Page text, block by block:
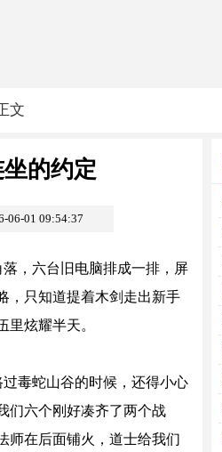
文
的约定
06-01 09:54:37
，六台旧电脑排成一排，屏
，只知道提着木剑走出新手
炫耀半天。
毒蛇山谷的时候，还得小心
们六个刚好凑齐了两个战
师在后面铺火，道士给我们